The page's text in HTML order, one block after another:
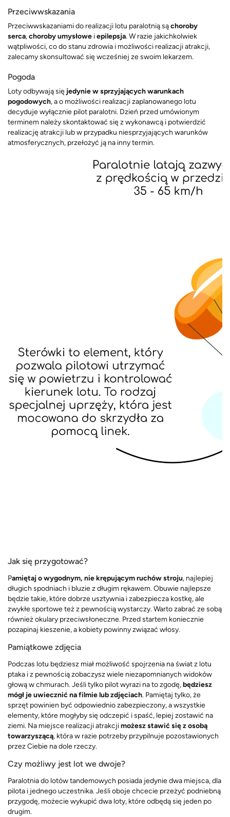
Przeciwwskazania
Przeciwwskazaniami do realizacji lotu paralotnią sąchoroby
serca,choroby umysłowe iepilepsja. W razie jakichkolwiek
wątpliwości, co do stanu zdrowia i możliwości realizacji atrakcji,
zalecamy skonsultować się wcześniej ze swoim lekarzem.
Pogoda
Loty odbywają się jedynie w sprzyjających warunkach
pogodowych, a o możliwości realizacji zaplanowanego lotu
decyduje wyłącznie pilot paralotni. Dzień przed umówionym
terminem należy skontaktować się z wykonawcą i potwierdzić
realizację atrakcji lub w przypadku niesprzyjających warunków
atmosferycznych, przełożyć ją na inny termin.
Jak się przygotować?
Pamiętaj o wygodnym, nie krępującym ruchów stroju, najlepiej
długich spodniach i bluzie z długim rękawem. Obuwie najlepsze
będzie takie, które dobrze usztywnia i zabezpiecza kostkę, ale
zwykłe sportowe też z pewnością wystarczy. Warto zabrać ze sobą
również okulary przeciwsłoneczne. Przed startem koniecznie
pozapinaj kieszenie, a kobiety powinny związać włosy.
Pamiątkowe zdjęcia
Podczas lotu będziesz miał możliwość spojrzenia na świat z lotu
ptaka i z pewnością zobaczysz wiele niezapomnianych widoków
głową w chmurach. Jeśli tylko pilot wyrazi na to zgodę,będziesz
mógł je uwiecznić na filmie lub zdjęciach. Pamiętaj tylko, że
sprzęt powinien być odpowiednio zabezpieczony, a wszystkie
elementy, które mogłyby się odczepić i spaść, lepiej zostawić na
ziemi. Na miejsce realizacji atrakcjimożesz stawić się z osobą
towarzyszącą, która w razie potrzeby przypilnuje pozostawionych
przez Ciebie na dole rzeczy.
Czy możliwy jest lot we dwoje?
Paralotnia do lotów tandemowych posiada jedynie dwa miejsca, dla
pilota i jednego uczestnika. Jeśli oboje chcecie przeżyć podniebną
przygodę, możecie wykupić dwa loty, które odbędą się jeden po
drugim.